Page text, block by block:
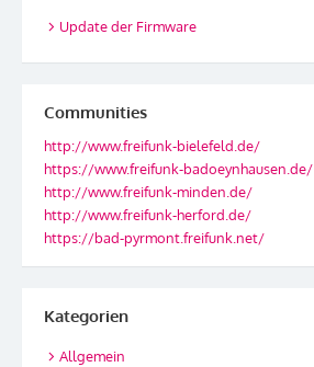
Update der Firmware
Communities
http://www.freifunk-bielefeld.de/
https://www.freifunk-badoeynhausen.de/
http://www.freifunk-minden.de/
http://www.freifunk-herford.de/
https://bad-pyrmont.freifunk.net/
Kategorien
Allgemein